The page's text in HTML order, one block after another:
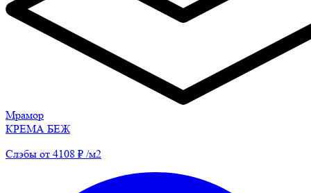
Мрамор
КРЕМА БЕЖ
Слэбы от 4108 ₽ /м2